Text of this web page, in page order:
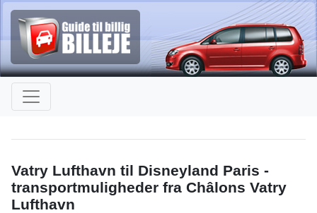
Vatry Lufthavn til Disneyland Paris -
transportmuligheder fra Châlons Vatry
Lufthavn